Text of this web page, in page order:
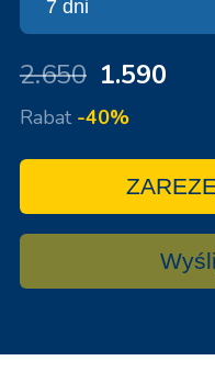
2.650 1.590
Rabat -40%